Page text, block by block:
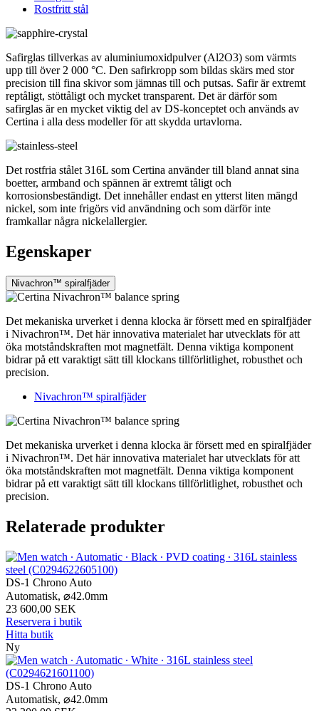
Rostfritt stål
Safirglas tillverkas av aluminiumoxidpulver (Al2O3) som värmts
upp till över 2 000 °C. Den safirkropp som bildas skärs med stor
precision till fina skivor som jämnas till och putsas. Safir är extremt
reptåligt, stöttåligt och mycket transparent. Det är därför som
safirglas är en mycket viktig del av DS-konceptet och används av
Certina i alla dess modeller för att skydda urtavlorna.
Det rostfria stålet 316L som Certina använder till bland annat sina
boetter, armband och spännen är extremt tåligt och
korrosionsbeständigt. Det innehåller endast en ytterst liten mängd
nickel, som inte frigörs vid användning och som därför inte
framkallar några nickelallergier.
Egenskaper
Nivachron™ spiralfjäder
Det mekaniska urverket i denna klocka är försett med en spiralfjäder
i Nivachron™. Det här innovativa materialet har utvecklats för att
öka motståndskraften mot magnetfält. Denna viktiga komponent
bidrar på ett varaktigt sätt till klockans tillförlitlighet, robusthet och
precision.
Nivachron™ spiralfjäder
Det mekaniska urverket i denna klocka är försett med en spiralfjäder
i Nivachron™. Det här innovativa materialet har utvecklats för att
öka motståndskraften mot magnetfält. Denna viktiga komponent
bidrar på ett varaktigt sätt till klockans tillförlitlighet, robusthet och
precision.
Relaterade produkter
DS-1 Chrono Auto
Automatisk, ⌀42.0mm
23 600,00 SEK
Reservera i butik
Hitta butik
Ny
DS-1 Chrono Auto
Automatisk, ⌀42.0mm